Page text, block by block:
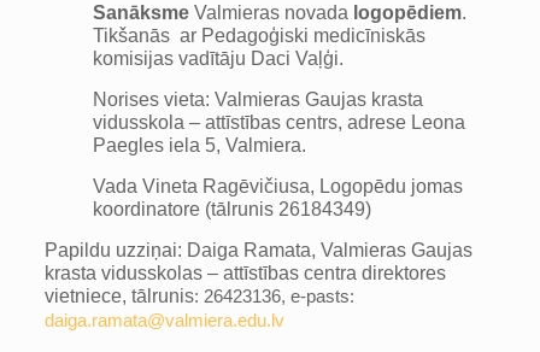
SanāksmeValmieras novada logopēdiem.
Tikšanās ar Pedagoģiski medicīniskās
komisijas vadītāju Daci Vaļģi.
Norises vieta: Valmieras Gaujas krasta
vidusskola – attīstības centrs, adrese Leona
Paegles iela 5, Valmiera.
Vada Vineta Ragēvičiusa, Logopēdu jomas
koordinatore (tālrunis 26184349)
Papildu uzziņai: Daiga Ramata, Valmieras Gaujas
krasta vidusskolas – attīstības centra direktores
vietniece, tālrunis: 26423136, e-pasts:
daiga.ramata@valmiera.edu.lv